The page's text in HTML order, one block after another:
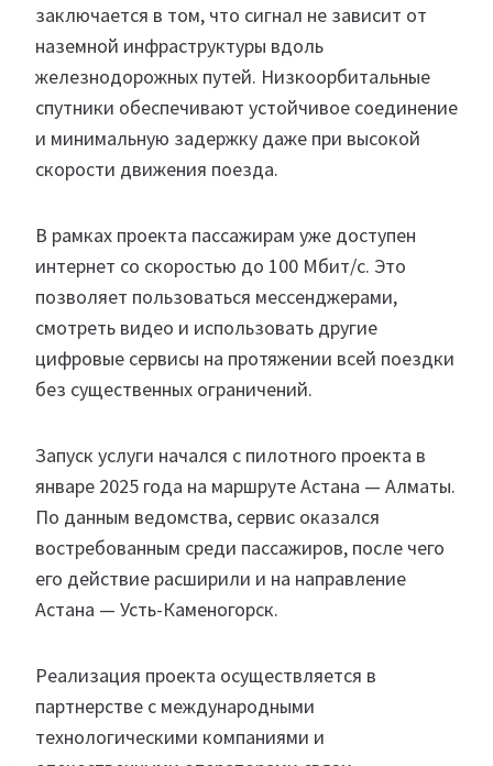
заключается в том, что сигнал не зависит от
наземной инфраструктуры вдоль
железнодорожных путей. Низкоорбитальные
спутники обеспечивают устойчивое соединение
и минимальную задержку даже при высокой
скорости движения поезда.
В рамках проекта пассажирам уже доступен
интернет со скоростью до 100 Мбит/с. Это
позволяет пользоваться мессенджерами,
смотреть видео и использовать другие
цифровые сервисы на протяжении всей поездки
без существенных ограничений.
Запуск услуги начался с пилотного проекта в
январе 2025 года на маршруте Астана — Алматы.
По данным ведомства, сервис оказался
востребованным среди пассажиров, после чего
его действие расширили и на направление
Астана — Усть-Каменогорск.
Реализация проекта осуществляется в
партнерстве с международными
технологическими компаниями и